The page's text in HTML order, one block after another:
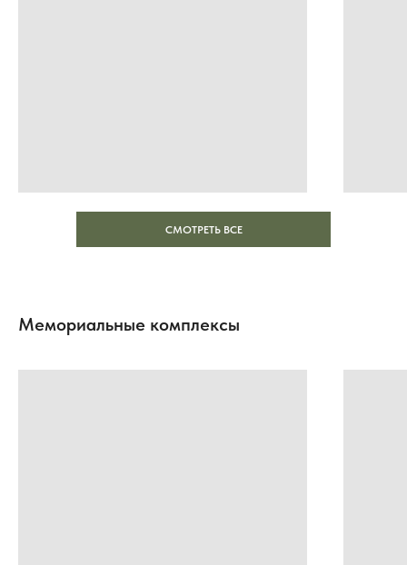
СМОТРЕТЬ ВСЕ
Мемориальные комплексы